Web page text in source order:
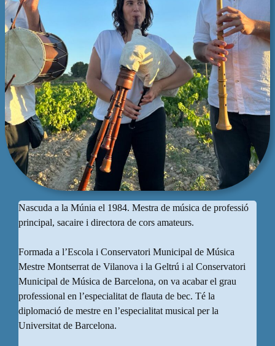
Nascuda a la Múnia el 1984. Mestra de música de professió
principal, sacaire i directora de cors amateurs.
Formada a l’Escola i Conservatori Municipal de Música
Mestre Montserrat de Vilanova i la Geltrú i al Conservatori
Municipal de Música de Barcelona, on va acabar el grau
professional en l’especialitat de flauta de bec. Té la
diplomació de mestre en l’especialitat musical per la
Universitat de Barcelona.